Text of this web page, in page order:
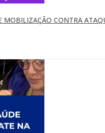
MOBILIZAÇÃO CONTRA